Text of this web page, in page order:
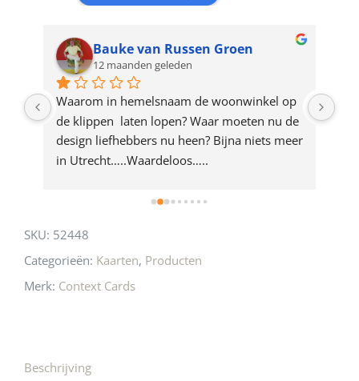
product
Bauke van Russen Groen
12 maanden geleden
Waarom in hemelsnaam de woonwinkel op
de klippen  laten lopen? Waar moeten nu de
design liefhebbers nu heen? Bijna niets meer
in Utrecht…..Waardeloos…..
SKU: 52448
Categorieën: Kaarten, Producten
Merk: Context Cards
Beschrijving